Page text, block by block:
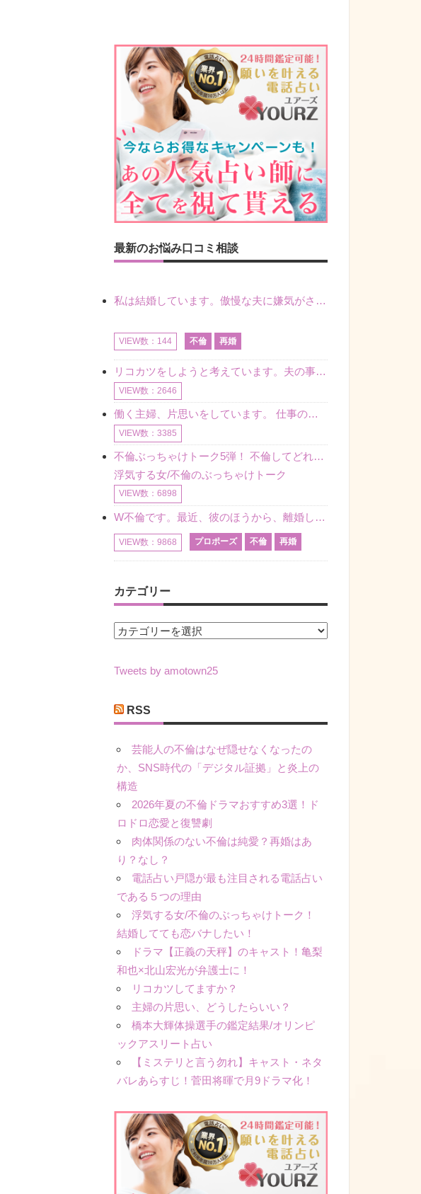
最新のお悩み口コミ相談
私は結婚しています。傲慢な夫に嫌気がさし離婚を考えていたときに、彼と出会いました。彼には恋人がいましたが、話をするうちに、夫とのことを相談するようにな
VIEW数：144 不倫 再婚
リコカツをしようと考えています。夫の事からの愛情を全く感じません。子供がいるので、子供が成長するまではと我慢しています。 まず、お金が必要だと考え、仕事の量も増やしました。ところが、夫は働かず、結局は
VIEW数：2646
働く主婦、片思いをしています。 仕事の相談をしていくうちに、彼のことを好きになりました。私には夫も子供もいます。不倫をしているわけでもなく、もちろん、この気持ちは誰にも話していません。 ラインをする関
VIEW数：3385
不倫ぶっちゃけトーク5弾！ 不倫してどれくらい？ 不倫のあれこれを、なんでもどうぞ♪♪
浮気する女/不倫のぶっちゃけトーク
VIEW数：6898
W不倫です。最近、彼のほうから、離婚して再婚しよう、と言ってきました。ハッキリいうと、そこまでは考えていませんでした。彼を好きな気持ちはあるし、彼なしの生活は考えられません。だけど、離婚して再婚すると
VIEW数：9868 プロポーズ 不倫 再婚
カテゴリー
カ
ゴ
ー
Tweets by amotown25
RSS
芸能人の不倫はなぜ隠せなくなったの
か、SNS時代の「デジタル証拠」と炎上の
構造
2026年夏の不倫ドラマおすすめ3選！ド
ロドロ恋愛と復讐劇
肉体関係のない不倫は純愛？再婚はあ
り？なし？
電話占い戸隠が最も注目される電話占い
である５つの理由
浮気する女/不倫のぶっちゃけトーク！
結婚してても恋バナしたい！
ドラマ【正義の天秤】のキャスト！亀梨
和也×北山宏光が弁護士に！
リコカツしてますか？
主婦の片思い、どうしたらいい？
橋本大輝体操選手の鑑定結果/オリンピ
ックアスリート占い
【ミステリと言う勿れ】キャスト・ネタ
バレあらすじ！菅田将暉で月9ドラマ化！